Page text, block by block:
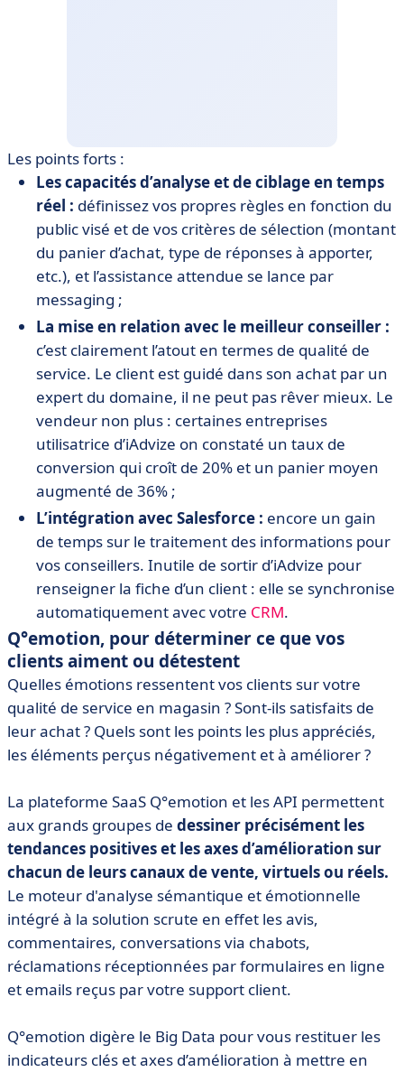
Les points forts :
Les capacités d’analyse et de ciblage en temps
réel : définissez vos propres règles en fonction du
public visé et de vos critères de sélection (montant
du panier d’achat, type de réponses à apporter,
etc.), et l’assistance attendue se lance par
messaging ;
La mise en relation avec le meilleur conseiller :
c’est clairement l’atout en termes de qualité de
service. Le client est guidé dans son achat par un
expert du domaine, il ne peut pas rêver mieux. Le
vendeur non plus : certaines entreprises
utilisatrice d’iAdvize on constaté un taux de
conversion qui croît de 20% et un panier moyen
augmenté de 36% ;
L’intégration avec Salesforce : encore un gain
de temps sur le traitement des informations pour
vos conseillers. Inutile de sortir d’iAdvize pour
renseigner la fiche d’un client : elle se synchronise
automatiquement avec votre CRM.
Q°emotion, pour déterminer ce que vos
clients aiment ou détestent
Quelles émotions ressentent vos clients sur votre
qualité de service en magasin ? Sont-ils satisfaits de
leur achat ? Quels sont les points les plus appréciés,
les éléments perçus négativement et à améliorer ?
La plateforme SaaS Q°emotion et les API permettent
aux grands groupes de dessiner précisément les
tendances positives et les axes d’amélioration sur
chacun de leurs canaux de vente, virtuels ou réels.
Le moteur d'analyse sémantique et émotionnelle
intégré à la solution scrute en effet les avis,
commentaires, conversations via chabots,
réclamations réceptionnées par formulaires en ligne
et emails reçus par votre support client.
Q°emotion digère le Big Data pour vous restituer les
indicateurs clés et axes d’amélioration à mettre en